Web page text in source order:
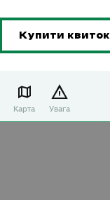
Купити квиток
Карта Увага